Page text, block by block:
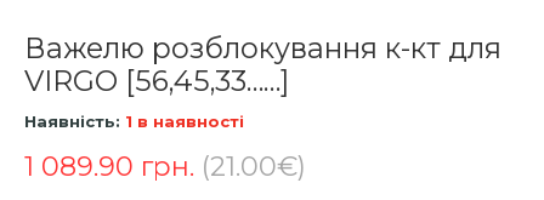
Важелю розблокування к-кт для
VIRGO [56,45,33……]
Наявність: 1 в наявності
1 089.90 грн. (21.00€)